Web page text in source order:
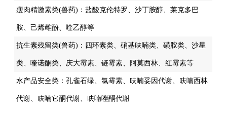
瘦肉精激素类(兽药)：盐酸克伦特罗、沙丁胺醇、莱克多巴
胺、己烯雌酚、喹乙醇等
抗生素残留类(兽药)：四环素类、硝基呋喃类、磺胺类、沙星
类、喹诺酮类、庆大霉素、链霉素、阿莫西林、红霉素等
水产品安全类：孔雀石绿、氯霉素、呋喃妥因代谢、呋喃西林
代谢、呋喃它酮代谢、呋喃唑酮代谢